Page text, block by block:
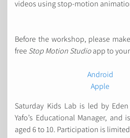
videos using stop-motion
Before the workshop, please
freeStop Motion Studioapp to
Android
Apple
Saturday Kids Lab is led by Eden
Yafo’s Educational Manager, and
aged 6 to 10. Participation is